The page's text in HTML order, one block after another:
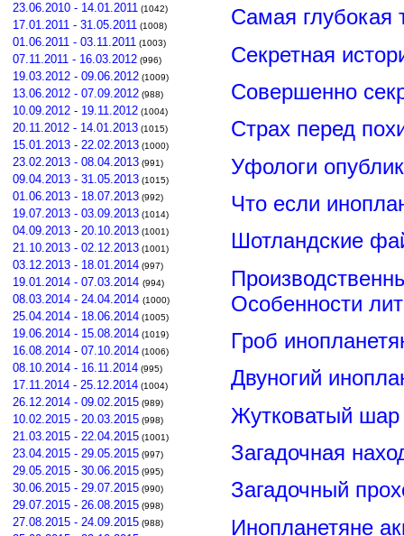
23.06.2010 - 14.01.2011 (1042)
17.01.2011 - 31.05.2011 (1008)
01.06.2011 - 03.11.2011 (1003)
07.11.2011 - 16.03.2012 (996)
19.03.2012 - 09.06.2012 (1009)
13.06.2012 - 07.09.2012 (988)
10.09.2012 - 19.11.2012 (1004)
20.11.2012 - 14.01.2013 (1015)
15.01.2013 - 22.02.2013 (1000)
23.02.2013 - 08.04.2013 (991)
09.04.2013 - 31.05.2013 (1015)
01.06.2013 - 18.07.2013 (992)
19.07.2013 - 03.09.2013 (1014)
04.09.2013 - 20.10.2013 (1001)
21.10.2013 - 02.12.2013 (1001)
03.12.2013 - 18.01.2014 (997)
19.01.2014 - 07.03.2014 (994)
08.03.2014 - 24.04.2014 (1000)
25.04.2014 - 18.06.2014 (1005)
19.06.2014 - 15.08.2014 (1019)
16.08.2014 - 07.10.2014 (1006)
08.10.2014 - 16.11.2014 (995)
17.11.2014 - 25.12.2014 (1004)
26.12.2014 - 09.02.2015 (989)
10.02.2015 - 20.03.2015 (998)
21.03.2015 - 22.04.2015 (1001)
23.04.2015 - 29.05.2015 (997)
29.05.2015 - 30.06.2015 (995)
30.06.2015 - 29.07.2015 (990)
29.07.2015 - 26.08.2015 (998)
27.08.2015 - 24.09.2015 (988)
Самая глубокая
Секретная
Совершенно
Страх перед
Уфологи
Что если
Шотландские
Особенности
Гроб
Двуногий
Жутковатый шар
Загадочная
Загадочный
Инопланетяне